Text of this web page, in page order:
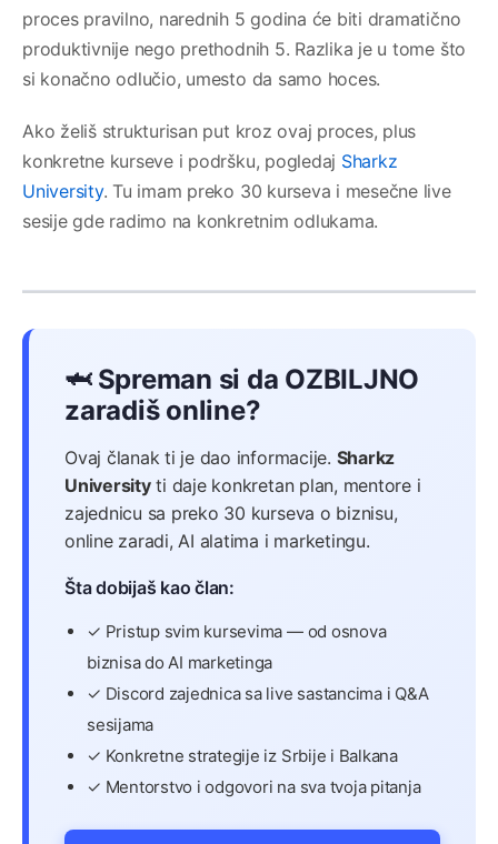
proces pravilno, narednih 5 godina će biti dramatično
produktivnije nego prethodnih 5. Razlika je u tome što
si konačno odlučio, umesto da samo hoces.
Ako želiš strukturisan put kroz ovaj proces, plus
konkretne kurseve i podršku, pogledaj Sharkz
University. Tu imam preko 30 kurseva i mesečne live
sesije gde radimo na konkretnim odlukama.
🦈 Spreman si da OZBILJNO
zaradiš online?
Ovaj članak ti je dao informacije. Sharkz
Universityti daje konkretan plan, mentore i
zajednicu sa preko 30 kurseva o biznisu,
online zaradi, AI alatima i marketingu.
Šta dobijaš kao član:
✓ Pristup svim kursevima — od osnova
biznisa do AI marketinga
✓ Discord zajednica sa live sastancima i Q&A
sesijama
✓ Konkretne strategije iz Srbije i Balkana
✓ Mentorstvo i odgovori na sva tvoja pitanja